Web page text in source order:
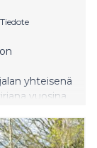
Tiedote
yhteisenä
vuosina